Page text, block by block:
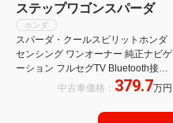
ステップワゴンスパーダ
ホンダ
スパーダ・クールスピリットホンダ
センシング ワンオーナー 純正ナビゲ
ーション フルセグTV Bluetooth接続
バックカメラ ETC2.0 リアモニター
LEDヘッドライト 両側電動スライド
ドア 純正ドライブレコーダー Dレコ
中古車価格： 379.7万円